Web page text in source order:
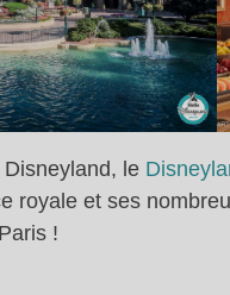
le
royale et ses
!